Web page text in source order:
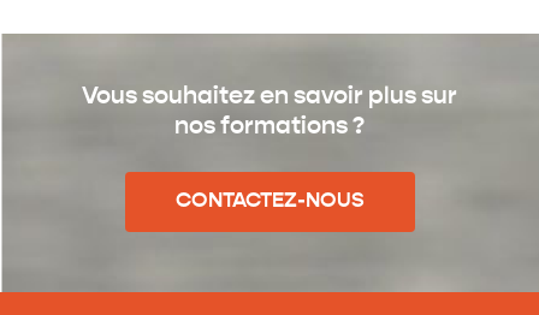
Vous souhaitez en savoir plus sur
nos formations ?
CONTACTEZ-NOUS